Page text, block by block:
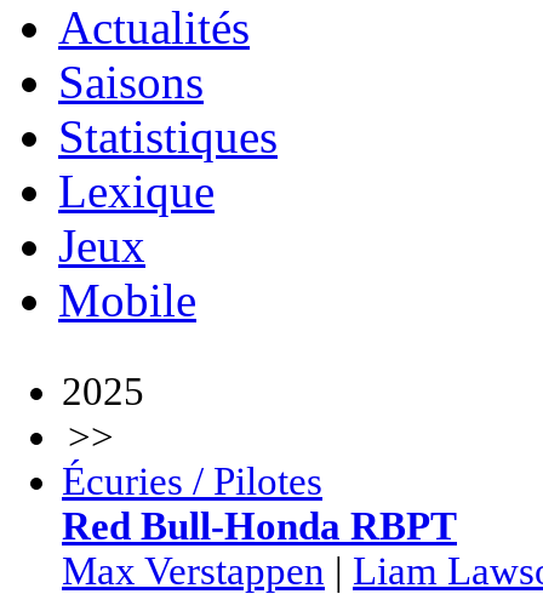
Actualités
Saisons
Statistiques
Lexique
Jeux
Mobile
2025
>>
Écuries / Pilotes
Red Bull-Honda RBPT
Max Verstappen | Liam